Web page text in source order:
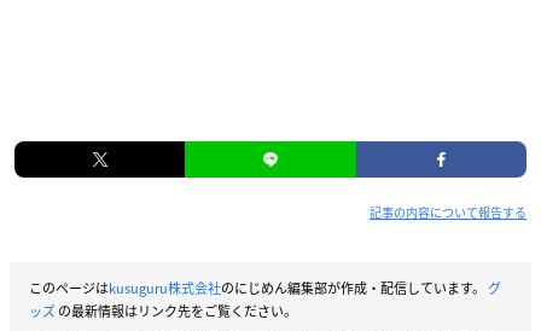
記事の内容について報告する
このページはkusuguru株式会社のにじめん編集部が作成・配信しています。 グ
ッズの最新情報はリンク先をご覧ください。